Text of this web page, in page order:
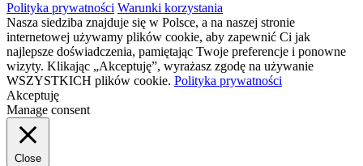
Polityka prywatności Warunki korzystania
Nasza siedziba znajduje się w Polsce, a na naszej stronie
internetowej używamy plików cookie, aby zapewnić Ci jak
najlepsze doświadczenia, pamiętając Twoje preferencje i ponowne
wizyty. Klikając „Akceptuję”, wyrażasz zgodę na używanie
WSZYSTKICH plików cookie. Polityka prywatności
Akceptuję
Manage consent
Close